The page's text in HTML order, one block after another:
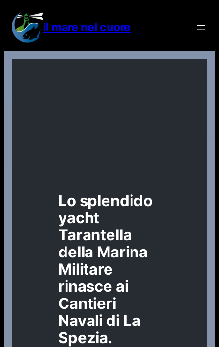
contenuto
Il mare nel cuore
Lo splendido
yacht
Tarantella
della Marina
Militare
rinasce ai
Cantieri
Navali di La
Spezia.